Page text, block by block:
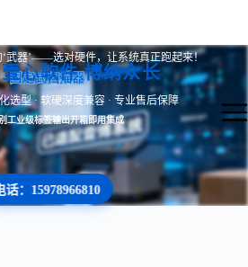
壹心软件 博纳众长
‘武器’——选对硬件，让系统真正跑起来！
固定式扫描器
选型 · 软硬深度兼容 · 专业售后保障
工业级标签输出开箱即用集成
话：15978966810